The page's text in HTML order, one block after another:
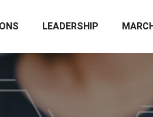
LEADERSHIP